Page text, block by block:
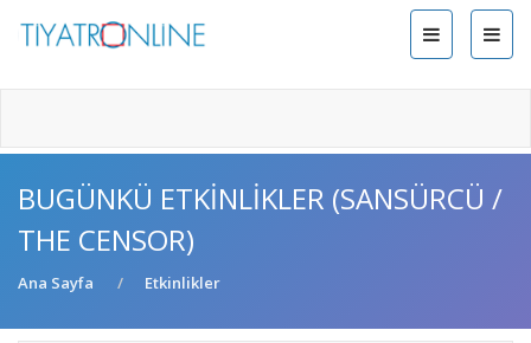
BUGÜNKÜ ETKINLIKLER (SANSÜRCÜ /
THE CENSOR)
Ana Sayfa Etkinlikler